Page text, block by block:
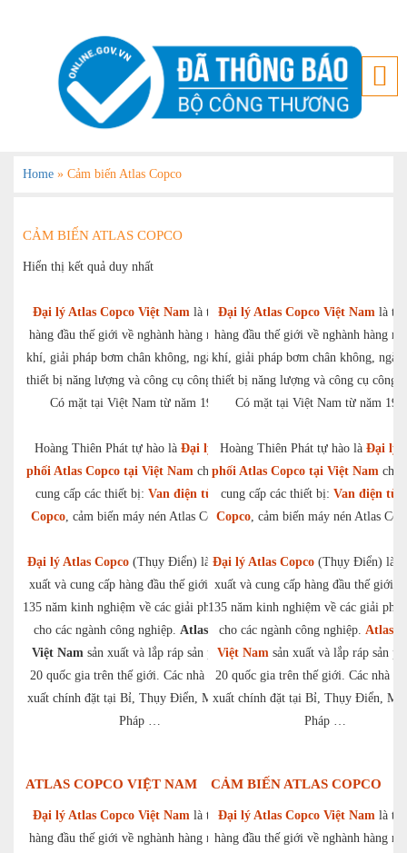
Home » Cảm biến Atlas Copco
CẢM BIẾN ATLAS COPCO
Hiển thị kết quả duy nhất
Đại lý Atlas Copco Việt Namlà tập toàn
hàng đầu thế giới về nghành hàng máy nén
khí, giải pháp bơm chân không, ngành hàng
thiết bị năng lượng và công cụ công nghiệp.
Có mặt tại Việt Nam từ năm 1993.
Hoàng Thiên Phát tự hào là Đại lý phân
phối Atlas Copco tại Việt Nam chuyên gia
cung cấp các thiết bị: Van điện từ Atlas
Copco, cảm biến máy nén Atlas Copco,…
Đại lý Atlas Copco (Thụy Điển) là nhà sản
xuất và cung cấp hàng đầu thế giới với hơn
135 năm kinh nghiệm về các giải pháp tối ưu
cho các ngành công nghiệp. Atlas Copco
Việt Namsản xuất và lắp ráp sản phẩm tại
20 quốc gia trên thế giới. Các nhà máy sản
xuất chính đặt tại Bỉ, Thụy Điển, Mỹ, Đức,
Pháp …
ATLAS COPCO VIỆT NAM
Đại lý Atlas Copco Việt Namlà
hàng đầu thế giới về nghành hàng
khí, giải pháp bơm chân không,
thiết bị năng lượng và công cụ công
Có mặt tại Việt Nam từ năm
Hoàng Thiên Phát tự hào là Đại lý
phối Atlas Copco tại Việt Nam
cung cấp các thiết bị: Van điện từ
Copco, cảm biến máy nén Atlas
Đại lý Atlas Copco (Thụy Điển) là
xuất và cung cấp hàng đầu thế giới
135 năm kinh nghiệm về các giải
cho các ngành công nghiệp. Atlas
Việt Namsản xuất và lắp ráp sản
20 quốc gia trên thế giới. Các nhà
xuất chính đặt tại Bỉ, Thụy Điển,
Pháp …
CẢM BIẾN ATLAS COPCO
Đại lý Atlas Copco Việt Namlà tập toàn
hàng đầu thế giới về nghành hàng máy nén
Đại lý Atlas Copco Việt Namlà
hàng đầu thế giới về nghành hàng